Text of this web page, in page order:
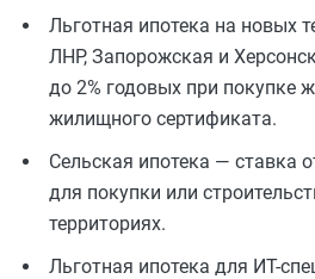
Льготная ипотека на новых
ЛНР, Запорожская и
до 2% годовых при покупке
жилищного сертификата.
Сельская ипотека — ставка
для покупки или
территориях.
Льготная ипотека для ИТ-